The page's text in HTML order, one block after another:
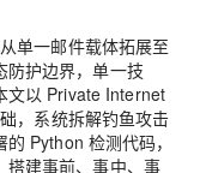
单一邮件载体拓展至
防护边界，单一技
文以 Private Internet
，系统拆解钓鱼攻击
Python 检测代码，
搭建事前、事中、事